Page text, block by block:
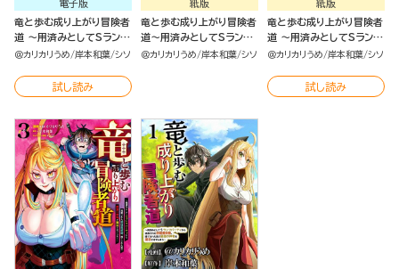
電子版
竜と歩む成り上がり冒険者
道 ～用済みとしてSランク
パーティから追放された回
最強の神竜を復活させてし
まう～ コミック版 （6）
＠カリカリうめ 岸本和葉 シソ
試し読み
紙版
竜と歩む成り上がり冒険者
道～用済みとしてSランク
パーティから追放された回
＠カリカリうめ 岸本和葉 シソ
紙版
竜と歩む成り上がり冒険者
道 ～用済みとしてSランク
パーティから追放された回
最強の神竜を復活させてし
まう～（4）
＠カリカリうめ 岸本和葉 シソ
試し読み